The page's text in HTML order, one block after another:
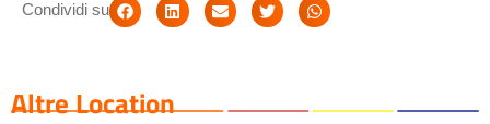
Condividi su
Altre Location